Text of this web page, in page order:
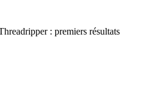
: premiers résultats